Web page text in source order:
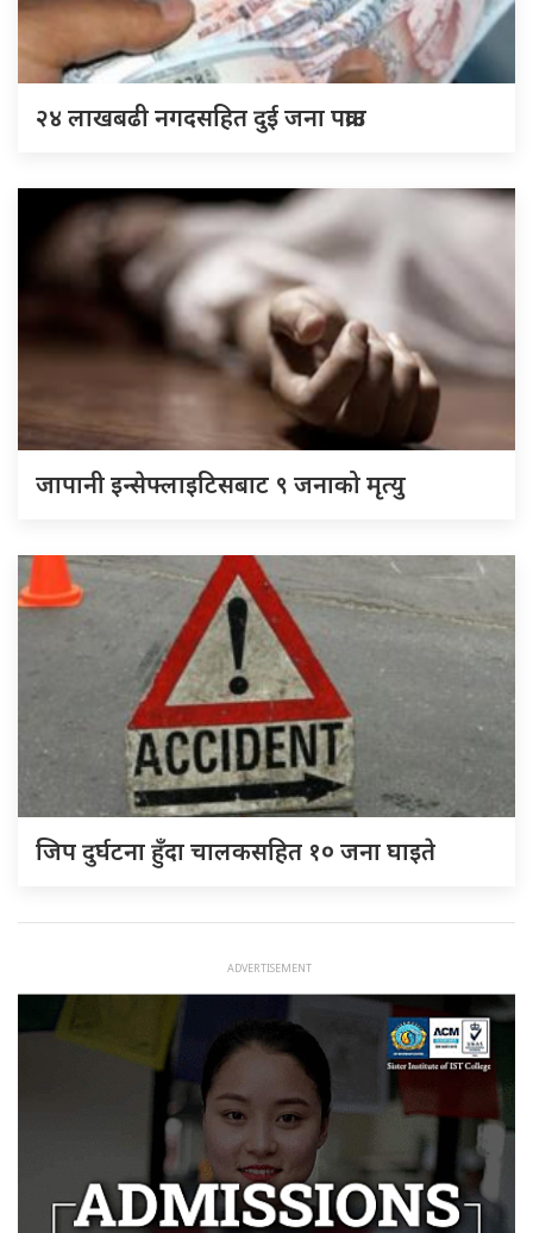
२४ लाखबढी नगदसहित दुई जना पक्राउ
जापानी इन्सेफ्लाइटिसबाट ९ जनाको मृत्यु
जिप दुर्घटना हुँदा चालकसहित १० जना घाइते